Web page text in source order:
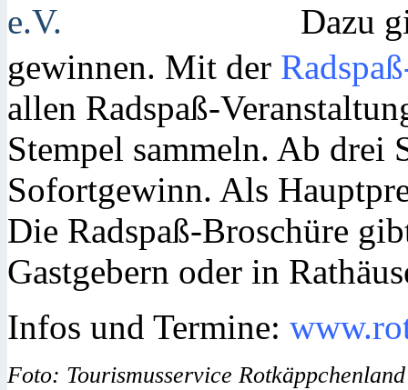
Dazu
gewinnen. Mit der
allen Radspaß-
Stempel sammeln. Ab drei
Sofortgewinn. Als
Die Radspaß-Broschüre
Gastgebern oder in
Infos und Termine:
Foto: Tourismusservice